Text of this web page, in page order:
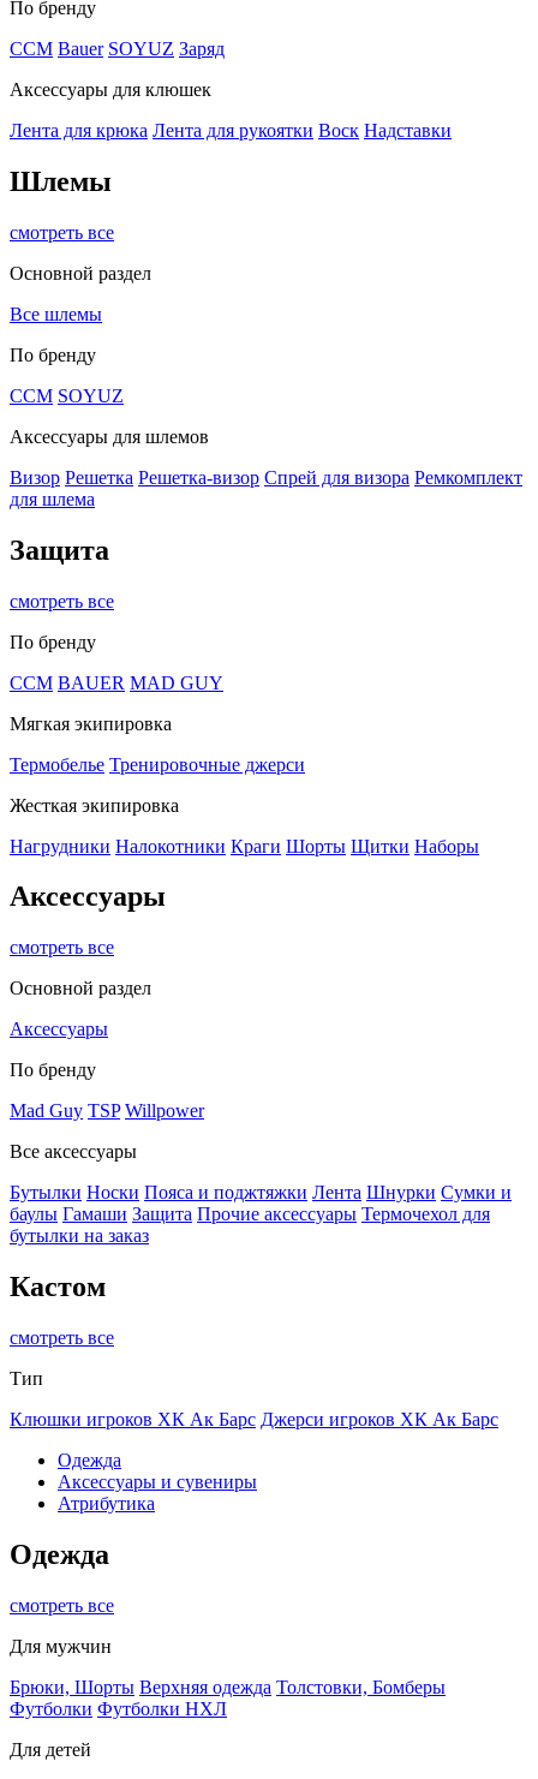
По бренду
CCM Bauer SOYUZ Заряд
Аксессуары для клюшек
Лента для крюка Лента для рукоятки Воск Надставки
Шлемы
смотреть все
Основной раздел
Все шлемы
По бренду
CCM SOYUZ
Аксессуары для шлемов
Визор Решетка Решетка-визор Спрей для визора Ремкомплект
для шлема
Защита
смотреть все
По бренду
CCM BAUER MAD GUY
Мягкая экипировка
Термобелье Тренировочные джерси
Жесткая экипировка
Нагрудники Налокотники Краги Шорты Щитки Наборы
Аксессуары
смотреть все
Основной раздел
Аксессуары
По бренду
Mad Guy TSP Willpower
Все аксессуары
Бутылки Носки Пояса и поджтяжки Лента Шнурки Сумки и
баулы Гамаши Защита Прочие аксессуары Термочехол для
бутылки на заказ
Кастом
смотреть все
Тип
Клюшки игроков ХК Ак Барс Джерси игроков ХК Ак Барс
Одежда
Аксессуары и сувениры
Атрибутика
Одежда
смотреть все
Для мужчин
Брюки, Шорты Верхняя одежда Толстовки, Бомберы
Футболки Футболки НХЛ
Для детей